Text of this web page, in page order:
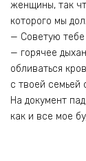
женщины, так
которого мы
— Советую тебе
— горячее
обливаться
с твоей семьей
На документ
как и все мое